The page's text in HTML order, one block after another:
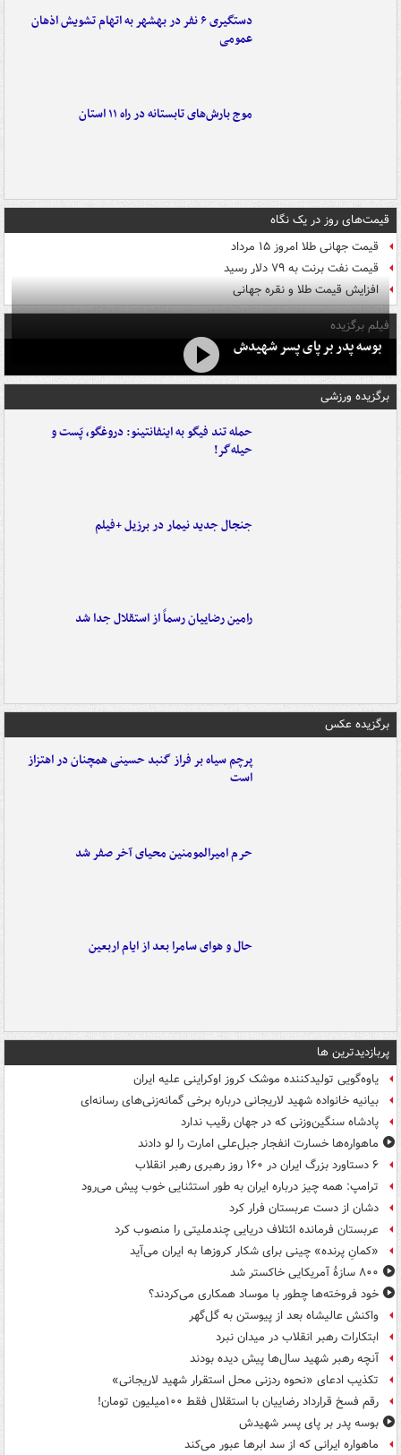
دستگیری ۶ نفر در بهشهر به اتهام تشویش اذهان
عمومی
موج بارش‌های تابستانه در راه ۱۱ استان
قیمت‌های روز در یک نگاه
قیمت جهانی طلا امروز ۱۵ مرداد
قیمت نفت برنت به ۷۹ دلار رسید
افزایش قیمت طلا و نقره جهانی
فیلم برگزیده
بوسه‌ پدر بر پای پسر شهیدش
برگزیده ورزشی
حمله تند فیگو به اینفانتینو: دروغگو، پَست‌ و
حیله‌گر!
جنجال جدید نیمار در برزیل +فیلم
رامین رضاییان رسماً از استقلال جدا شد
برگزیده عکس
پرچم سیاه بر فراز گنبد حسینی همچنان در اهتزاز
است
حرم امیرالمومنین محیای آخر صفر شد
حال و هوای سامرا بعد از ایام اربعین
پربازدیدترین ها
یاوه‌گویی تولیدکننده موشک کروز اوکراینی علیه ایران
بیانیه خانواده شهید لاریجانی درباره برخی گمانه‌زنی‌های رسانه‌ای
پادشاه سنگین‌وزنی که در جهان رقیب ندارد
ماهواره‌ها خسارت انفجار جبل‌علی امارت را لو دادند
۶ دستاورد بزرگ ایران در ۱۶۰ روز رهبری رهبر انقلاب
ترامپ: همه چیز درباره ایران به طور استثنایی خوب پیش می‌رود
دشان از دست عربستان فرار کرد
عربستان فرمانده ائتلاف دریایی چندملیتی را منصوب کرد
«کمانِ پرنده» چینی برای شکار کروزها به ایران می‌آید
۸۰۰ سازۀ آمریکایی خاکستر شد
خود فروخته‌ها چطور با موساد همکاری می‌کردند؟
واکنش عالیشاه بعد از پیوستن به گل‌گهر
ابتکارات رهبر انقلاب در میدان نبرد
آنچه رهبر شهید سال‌ها پیش دیده بودند
تکذیب ادعای «نحوه ردزنی محل استقرار شهید لاریجانی»
رقم فسخ قرارداد رضاییان با استقلال فقط ۱۰۰میلیون تومان!
بوسه‌ پدر بر پای پسر شهیدش
ماهواره ایرانی که از سد ابرها عبور می‌کند